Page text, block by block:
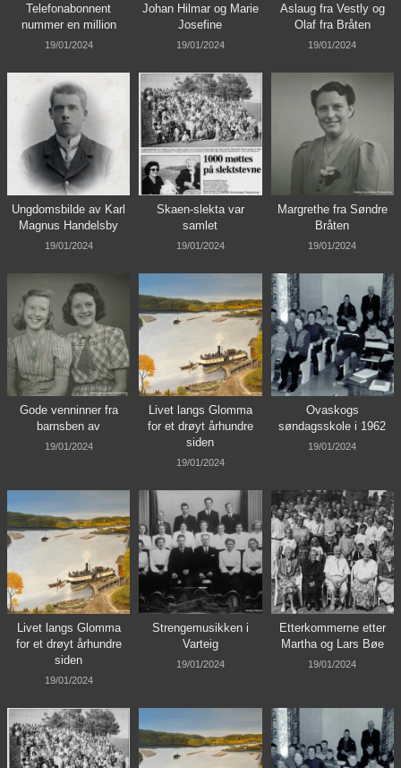
Telefonabonnent
nummer en million
19/01/2024
Johan Hilmar og Marie
Josefine
19/01/2024
Aslaug fra Vestly og
Olaf fra Bråten
19/01/2024
Ungdomsbilde av Karl
Magnus Handelsby
19/01/2024
Skaen-slekta var
samlet
19/01/2024
Margrethe fra Søndre
Bråten
19/01/2024
Gode venninner fra
barnsben av
19/01/2024
Livet langs Glomma
for et drøyt århundre
siden
19/01/2024
Ovaskogs
søndagsskole i 1962
19/01/2024
Livet langs Glomma
for et drøyt århundre
siden
19/01/2024
Strengemusikken i
Varteig
19/01/2024
Etterkommerne etter
Martha og Lars Bøe
19/01/2024